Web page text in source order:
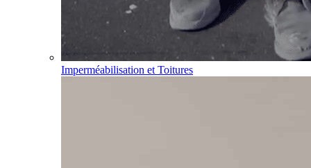
Imperméabilisation et Toitures